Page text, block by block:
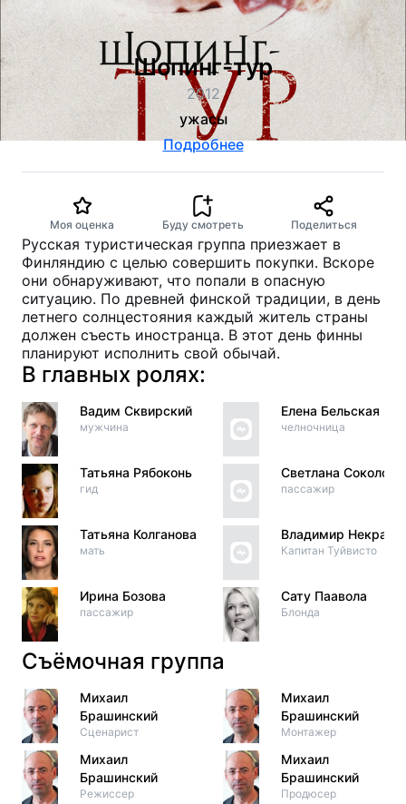
Шопинг-тур
2012
ужасы
Подробнее
Моя оценка Буду смотреть Поделиться
Русская туристическая группа приезжает в
Финляндию с целью совершить покупки. Вскоре
они обнаруживают, что попали в опасную
ситуацию. По древней финской традиции, в день
летнего солнцестояния каждый житель страны
должен съесть иностранца. В этот день финны
планируют исполнить свой обычай.
В главных ролях:
Вадим Сквирский
мужчина
Татьяна Рябоконь
гид
Татьяна Колганова
мать
Ирина Бозова
пассажир
Елена Бельская
челночница
Светлана Соколова
пассажир
Владимир
Капитан Туйвисто
Сату Паавола
Блонда
Съёмочная группа
Михаил
Брашинский
Сценарист
Михаил
Брашинский
Режиссер
Михаил
Брашинский
Монтажер
Михаил
Брашинский
Продюсер